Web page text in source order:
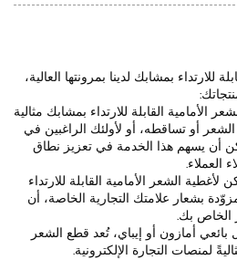
للارتداء بمشابك لدينا بمرونتها العالية،
الأمامية القابلة للارتداء بمشابك مثالية
أو تساقطه، أو لأولئك الراغبين في
أن يسهم هذا الخدمة في تعزيز نطاق
العملاء.
لأغطية الشعر الأمامية القابلة للارتداء
بشعار علامتك التجارية الخاصة، أن
الخاص بك.
بائعي أمازون أو إيباي، تُعد قطع الشعر
لمنصات التجارة الإلكترونية.